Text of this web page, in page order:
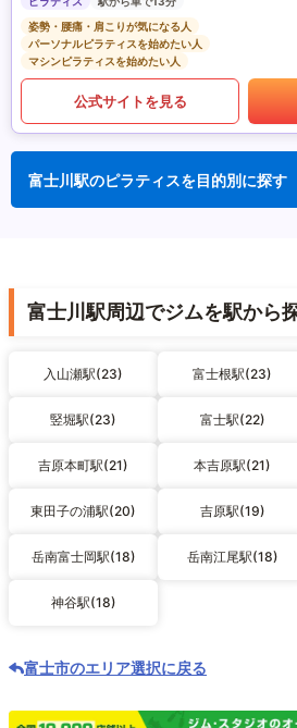
姿勢・腰痛・肩こりが気になる人
パーソナルピラティスを始めたい人
マシンピラティスを始めたい人
公式サイトを見る
富士川駅のピラティスを目的別に探す
富士川駅周辺でジムを駅から
入山瀬駅(23) 富士根駅(23)
竪堀駅(23) 富士駅(22)
吉原本町駅(21) 本吉原駅(21)
東田子の浦駅(20) 吉原駅(19)
岳南富士岡駅(18) 岳南江尾駅(18)
神谷駅(18)
富士市のエリア選択に戻る